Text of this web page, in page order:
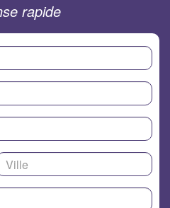
rapide